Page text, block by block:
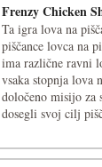
Frenzy Chicken
Ta igra lova na
piščance lovca na
ima različne ravni
vsaka stopnja lova
določeno misijo za
dosegli svoj cilj